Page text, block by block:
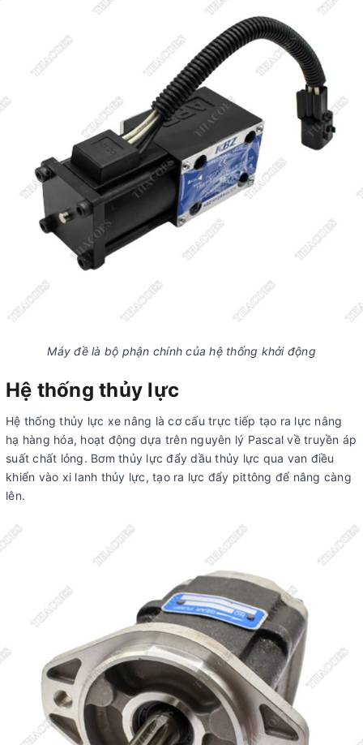
Máy đề là bộ phận chính của hệ thống khởi động
Hệ thống thủy lực
Hệ thống thủy lực xe nâng là cơ cấu trực tiếp tạo ra lực nâng
hạ hàng hóa, hoạt động dựa trên nguyên lý Pascal về truyền áp
suất chất lỏng. Bơm thủy lực đẩy dầu thủy lực qua van điều
khiển vào xi lanh thủy lực, tạo ra lực đẩy pittông để nâng càng
lên.